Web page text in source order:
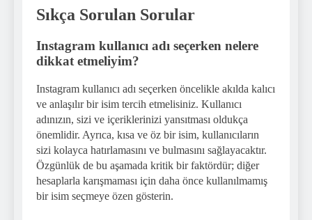
Sıkça Sorulan Sorular
Instagram kullanıcı adı seçerken nelere
dikkat etmeliyim?
Instagram kullanıcı adı seçerken öncelikle akılda kalıcı
ve anlaşılır bir isim tercih etmelisiniz. Kullanıcı
adınızın, sizi ve içeriklerinizi yansıtması oldukça
önemlidir. Ayrıca, kısa ve öz bir isim, kullanıcıların
sizi kolayca hatırlamasını ve bulmasını sağlayacaktır.
Özgünlük de bu aşamada kritik bir faktördür; diğer
hesaplarla karışmaması için daha önce kullanılmamış
bir isim seçmeye özen gösterin.